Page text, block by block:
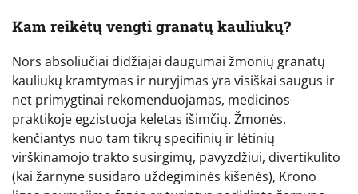
Kam reikėtų vengti granatų kauliukų?
Nors absoliučiai didžiajai daugumai žmonių granatų
kauliukų kramtymas ir nuryjimas yra visiškai saugus ir
net primygtinai rekomenduojamas, medicinos
praktikoje egzistuoja keletas išimčių. Žmonės,
kenčiantys nuo tam tikrų specifinių ir lėtinių
virškinamojo trakto susirgimų, pavyzdžiui, divertikulito
(kai žarnyne susidaro uždegiminės kišenės), Krono